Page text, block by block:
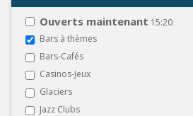
Ouverts maintenant 15:20
Bars à thèmes
Bars-Cafés
Casinos-Jeux
Glaciers
Jazz Clubs